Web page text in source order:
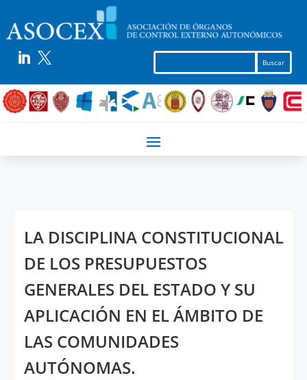
 
LA DISCIPLINA CONSTITUCIONAL
DE LOS PRESUPUESTOS
GENERALES DEL ESTADO Y SU
APLICACIÓN EN EL ÁMBITO DE
LAS COMUNIDADES
AUTÓNOMAS.